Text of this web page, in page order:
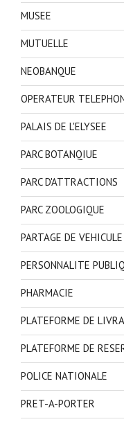
MUSEE
MUTUELLE
NEOBANQUE
OPERATEUR
PALAIS DE L'ELYSEE
PARC BOTANQIUE
PARC D'ATTRACTIONS
PARC ZOOLOGIQUE
PARTAGE DE VEHICULE
PERSONNALITE
PHARMACIE
PLATEFORME DE
PLATEFORME DE
POLICE NATIONALE
PRET-A-PORTER